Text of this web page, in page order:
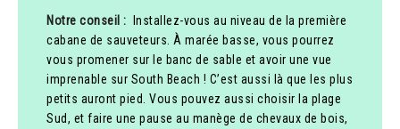
Notre conseil : Installez-vous au niveau de la première
cabane de sauveteurs. À marée basse, vous pourrez
vous promener sur le banc de sable et avoir une vue
imprenable sur South Beach ! C’est aussi là que les plus
petits auront pied. Vous pouvez aussi choisir la plage
Sud, et faire une pause au manège de chevaux de bois,